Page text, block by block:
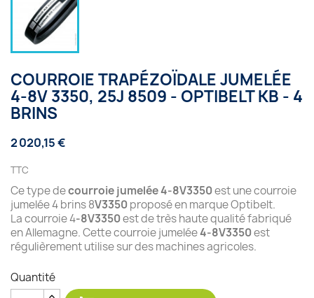
COURROIE TRAPÉZOÏDALE JUMELÉE
4-8V 3350, 25J 8509 - OPTIBELT KB - 4
BRINS
2 020,15 €
TTC
Ce type decourroie jumelée 4-8V3350est une courroie
jumelée 4 brins 8V3350proposé en marque Optibelt.
La courroie 4-8V3350est de très haute qualité fabriqué
en Allemagne. Cette courroie jumelée4-8V3350est
régulièrement utilise sur des machines agricoles.
Quantité